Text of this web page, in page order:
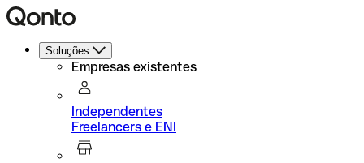
Soluções
Empresas existentes
Independentes
Freelancers e ENI